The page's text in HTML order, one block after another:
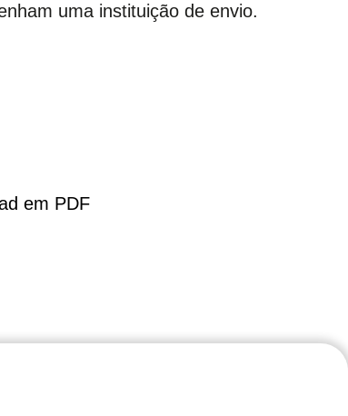
uma instituição de envio.
em PDF